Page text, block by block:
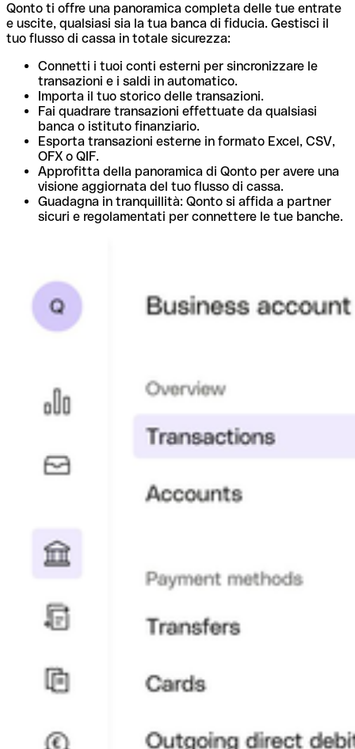
Qonto ti offre una panoramica completa delle tue entrate
e uscite, qualsiasi sia la tua banca di fiducia. Gestisci il
tuo flusso di cassa in totale sicurezza:
Connetti i tuoi conti esterni per sincronizzare le
transazioni e i saldi in automatico.
Importa il tuo storico delle transazioni.
Fai quadrare transazioni effettuate da qualsiasi
banca o istituto finanziario.
Esporta transazioni esterne in formato Excel, CSV,
OFX o QIF.
Approfitta della panoramica di Qonto per avere una
visione aggiornata del tuo flusso di cassa.
Guadagna in tranquillità: Qonto si affida a partner
sicuri e regolamentati per connettere le tue banche.